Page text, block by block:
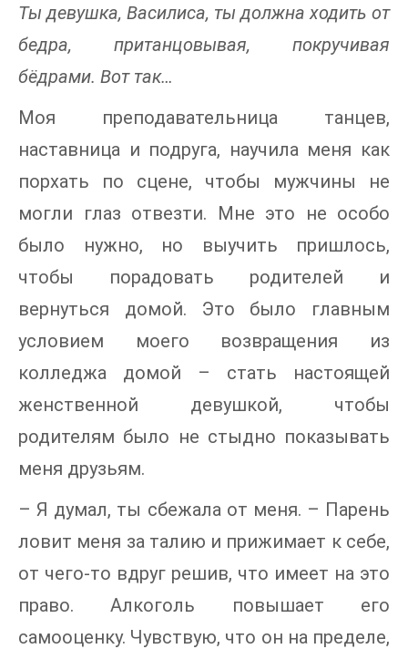
Ты девушка, Василиса, ты должна ходить от
бедра, пританцовывая, покручивая
бёдрами. Вот так…
Моя преподавательница танцев,
наставница и подруга, научила меня как
порхать по сцене, чтобы мужчины не
могли глаз отвезти. Мне это не особо
было нужно, но выучить пришлось,
чтобы порадовать родителей и
вернуться домой. Это было главным
условием моего возвращения из
колледжа домой – стать настоящей
женственной девушкой, чтобы
родителям было не стыдно показывать
меня друзьям.
– Я думал, ты сбежала от меня. – Парень
ловит меня за талию и прижимает к себе,
от чего-то вдруг решив, что имеет на это
право. Алкоголь повышает его
самооценку. Чувствую, что он на пределе,